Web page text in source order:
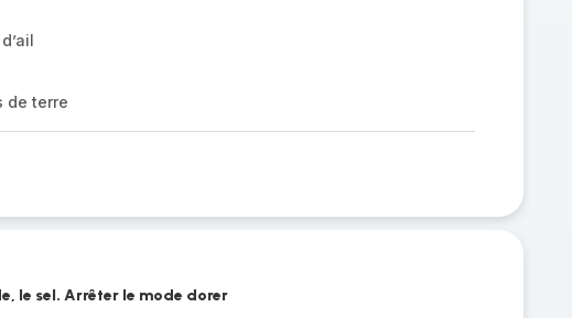
de terre
le sel. Arrêter le mode dorer